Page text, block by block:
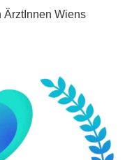
ÄrztInnen Wiens